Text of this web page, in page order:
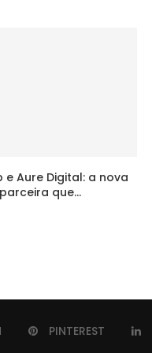
e Aure Digital: a nova
parceira que...
PINTEREST